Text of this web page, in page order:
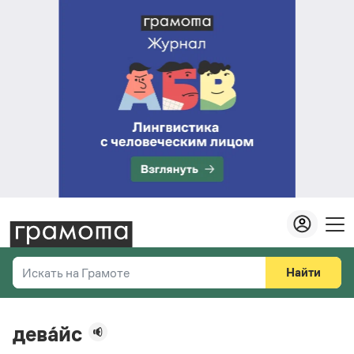
Искать на Грамоте
Справочная служба
Найти
дева́йс